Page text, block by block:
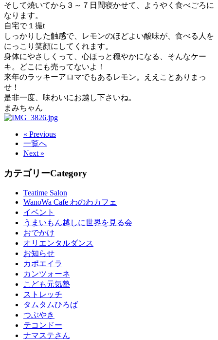
そして焼いてから３～７日間寝かせて、ようやく食べごろに
なります。
自宅で１撮t
しっかりした触感で、レモンのほどよい酸味が、食べる人を
にっこり笑顔にしてくれます。
身体にやさしくって、心ほっと穏やかになる、そんなケー
キ。どこにも売ってないよ！
来年のラッキーアロマでもあるレモン。ええことありまっ
せ！
是非一度、味わいにお越し下さいね。
まみちゃん
« Previous
一覧へ
Next »
カテゴリーCategory
Teatime Salon
WanoWa Cafe わのわカフェ
イベント
うまいもん越しに世界を見る会
おでかけ
オリエンタルダンス
お知らせ
カポエイラ
カンツォーネ
こども元気塾
ストレッチ
タムタムひろば
つぶやき
テコンドー
ナマステさん